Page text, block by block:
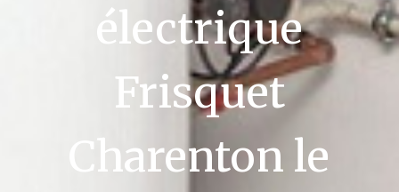
électrique
Frisquet
Charenton le